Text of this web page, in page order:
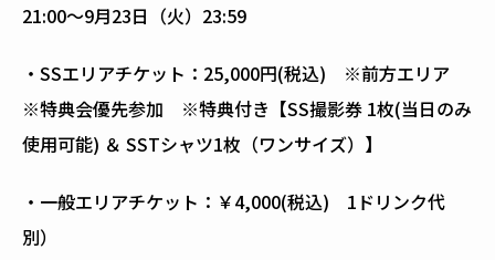
21:00〜9月23日（火）23:59
・SSエリアチケット：25,000円(税込) ※前方エリア
※特典会優先参加 ※特典付き【SS撮影券 1枚(当日のみ
使用可能) ＆ SSTシャツ1枚（ワンサイズ）】
・一般エリアチケット：￥4,000(税込) 1ドリンク代
別）